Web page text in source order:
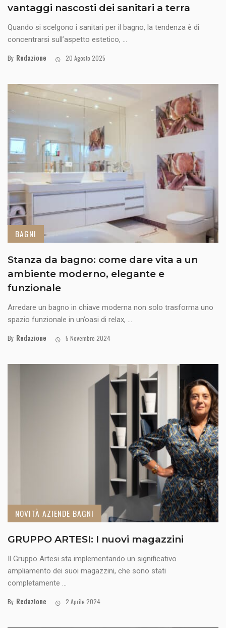
vantaggi nascosti dei sanitari a terra
Quando si scelgono i sanitari per il bagno, la tendenza è di
concentrarsi sull’aspetto estetico, ...
By Redazione 20 Agosto 2025
BAGNI
Stanza da bagno: come dare vita a un
ambiente moderno, elegante e
funzionale
Arredare un bagno in chiave moderna non solo trasforma uno
spazio funzionale in un’oasi di relax, ...
By Redazione 5 Novembre 2024
NOVITÀ AZIENDE BAGNI
GRUPPO ARTESI: I nuovi magazzini
Il Gruppo Artesi sta implementando un significativo
ampliamento dei suoi magazzini, che sono stati
completamente ...
By Redazione 2 Aprile 2024